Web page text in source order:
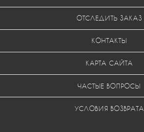
ОТСЛЕДИТЬ ЗАКАЗ
КОНТАКТЫ
КАРТА САЙТА
ЧАСТЫЕ ВОПРОСЫ
УСЛОВИЯ ВОЗВРАТА